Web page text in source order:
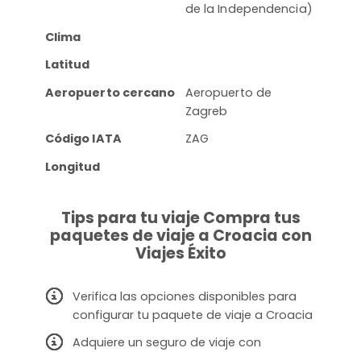
de la Independencia)
Clima
Latitud
Aeropuerto cercano
Aeropuerto de
Zagreb
Código IATA
ZAG
Longitud
Tips para tu viaje Compra tus
paquetes de viaje a Croacia con
Viajes Éxito
Verifica las opciones disponibles para
configurar tu paquete de viaje a Croacia
Adquiere un seguro de viaje con